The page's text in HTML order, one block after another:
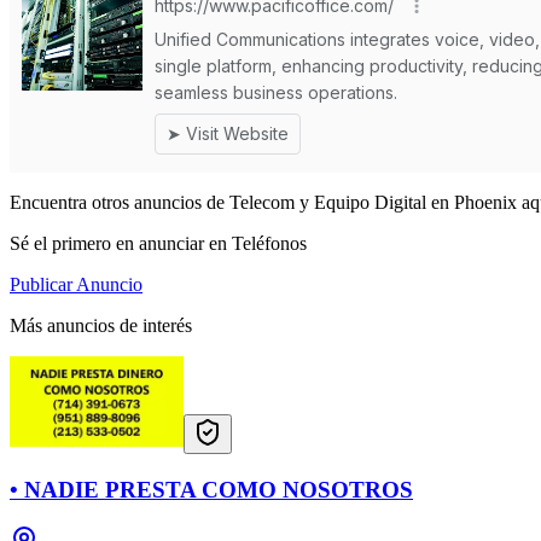
Encuentra otros anuncios de Telecom y Equipo Digital en Phoenix
Sé el primero en anunciar en Teléfonos
Publicar Anuncio
Más anuncios de interés
• NADIE PRESTA COMO NOSOTROS